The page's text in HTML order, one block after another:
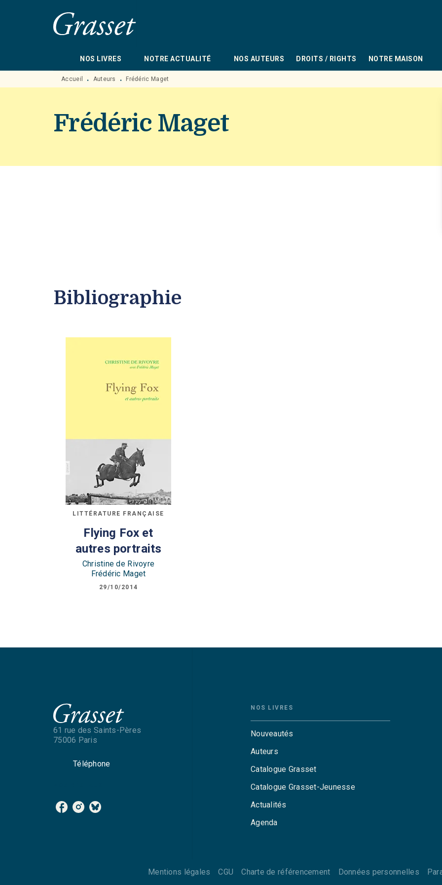
MENU RECHERCHE
NOS LIVRES NOTRE ACTUALITÉ NOS AUTEURS DROITS / RIGHTS NOTRE MAISON
Accueil • Auteurs • Frédéric Maget
Frédéric Maget
Bibliographie
LITTÉRATURE FRANÇAISE
Flying Fox et
autres portraits
Christine de Rivoyre
Frédéric Maget
29/10/2014
61 rue des Saints-Pères
75006 Paris
Téléphone
NOS LIVRES
Nouveautés
Auteurs
Catalogue Grasset
Catalogue Grasset-Jeunesse
Actualités
Agenda
Mentions légales CGU Charte de référencement Données personnelles